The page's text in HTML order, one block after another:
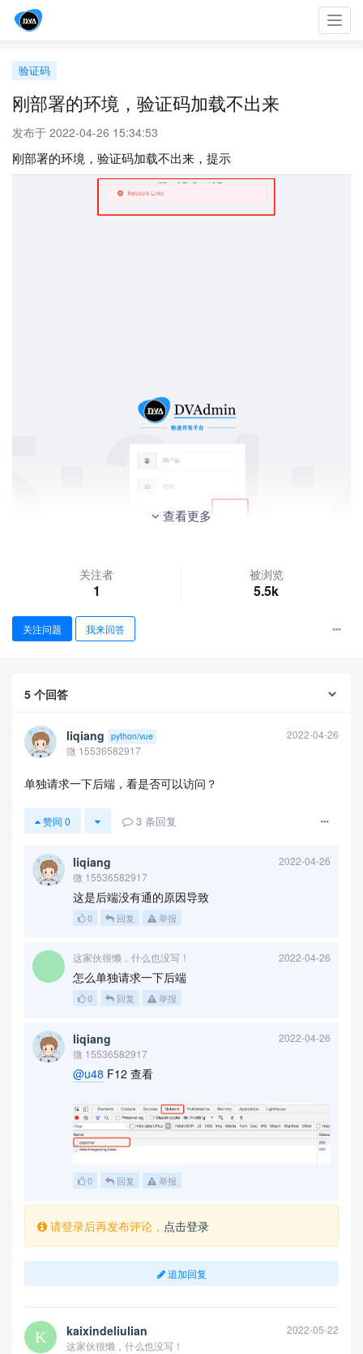
验证码
刚部署的环境，验证码加载不出来
发布于 2022-04-26 15:34:53
刚部署的环境，验证码加载不出来，提示
查看更多
关注者
1
被浏览
5.5k
关注问题 我来回答
5 个回答
liqiang python/vue
2022-04-26
微 15536582917
单独请求一下后端，看是否可以访问？
赞同 0 3 条回复
liqiang
2022-04-26
微 15536582917
这是后端没有通的原因导致
0 回复 举报
2022-04-26
这家伙很懒，什么也没写！
怎么单独请求一下后端
0 回复 举报
liqiang
2022-04-26
微 15536582917
@u48 F12 查看
0 回复 举报
请登录后再发布评论， 点击登录
追加回复
kaixindeliulian
2022-05-22
这家伙很懒，什么也没写！